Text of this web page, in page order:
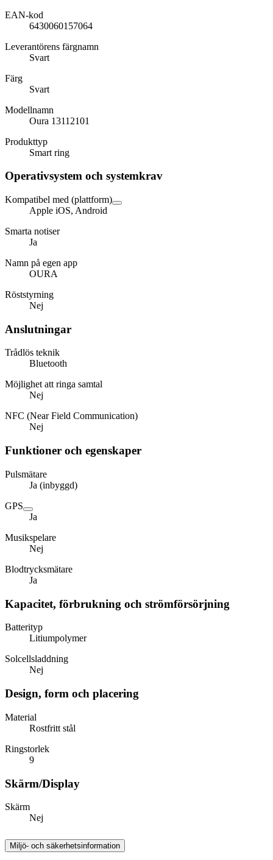
EAN-kod
6430060157064
Leverantörens färgnamn
Svart
Färg
Svart
Modellnamn
Oura 13112101
Produkttyp
Smart ring
Operativsystem och systemkrav
Kompatibel med (plattform)
Apple iOS, Android
Smarta notiser
Ja
Namn på egen app
OURA
Röststyrning
Nej
Anslutningar
Trådlös teknik
Bluetooth
Möjlighet att ringa samtal
Nej
NFC (Near Field Communication)
Nej
Funktioner och egenskaper
Pulsmätare
Ja (inbyggd)
GPS
Ja
Musikspelare
Nej
Blodtrycksmätare
Ja
Kapacitet, förbrukning och strömförsörjning
Batterityp
Litiumpolymer
Solcellsladdning
Nej
Design, form och placering
Material
Rostfritt stål
Ringstorlek
9
Skärm/Display
Skärm
Nej
Miljö- och säkerhetsinformation